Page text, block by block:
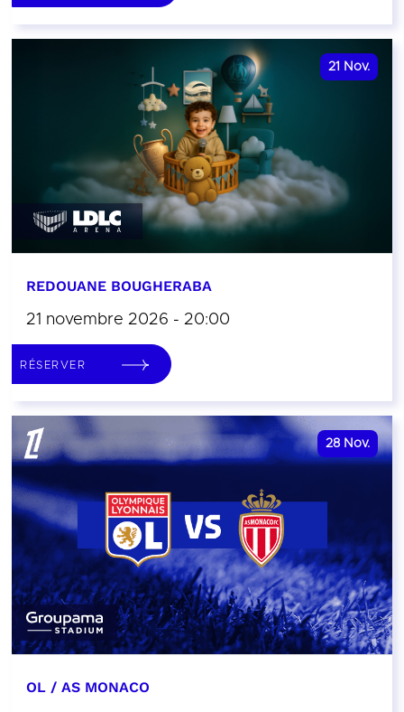
21 Nov.
REDOUANE BOUGHERABA
21 novembre 2026 - 20:00
RÉSERVER
28 Nov.
OL / AS MONACO